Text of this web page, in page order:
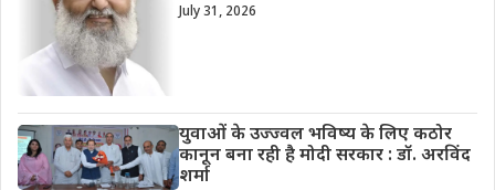
July 31, 2026
युवाओं के उज्ज्वल भविष्य के लिए कठोर
कानून बना रही है मोदी सरकार : डॉ. अरविंद
शर्मा